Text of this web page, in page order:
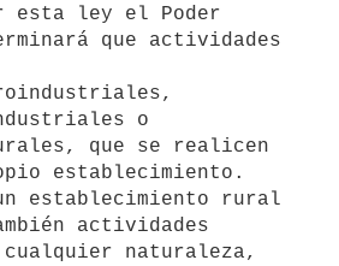
esta ley el Poder
que actividades
o
que se realicen
establecimiento.
actividades
naturaleza,